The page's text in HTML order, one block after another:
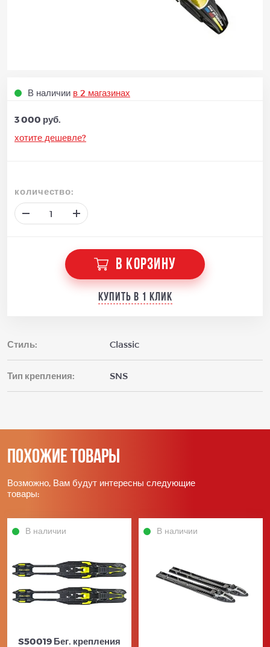
В наличии в 2 магазинах
3 000 руб.
хотите дешевле?
количество:
В КОРЗИНУ
Купить в 1 клик
Стиль: Classic
Тип крепления: SNS
Похожие товары
Возможно, Вам будут интересны следующие
товары:
В наличии
S50019 Бег. крепления
В наличии